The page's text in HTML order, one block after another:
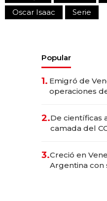
Oscar Isaac
Serie
Popular
1. Emigró de
operaciones
2.De científicas
camada del
3.Creció en
Argentina